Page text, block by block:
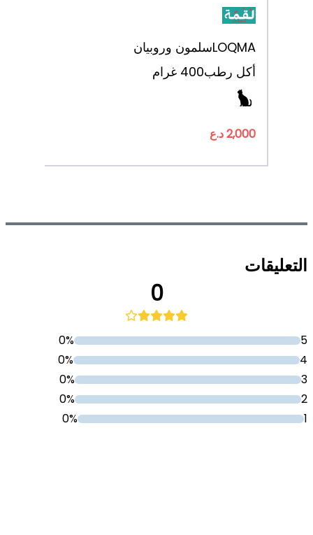
LOQMAسلمون وروبيان
أكل رطب400 غرام
2,000 د.ع
التعليقات
0
5
0%
4
0%
3
0%
2
0%
1
0%